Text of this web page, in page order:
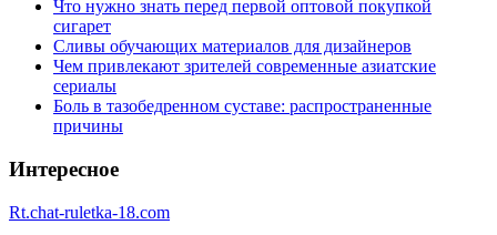
Что нужно знать перед первой оптовой покупкой
сигарет
Сливы обучающих материалов для дизайнеров
Чем привлекают зрителей современные азиатские
сериалы
Боль в тазобедренном суставе: распространенные
причины
Интересное
Rt.chat-ruletka-18.com